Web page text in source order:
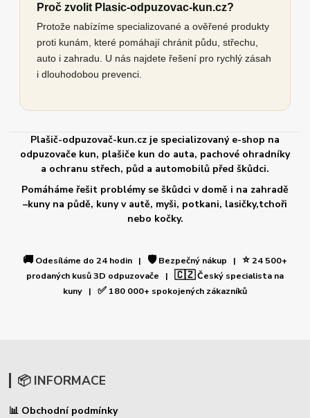
Proč zvolit Plasic-odpuzovac-kun.cz?
Protože nabízíme specializované a ověřené produkty
proti kunám, které pomáhají chránit půdu, střechu,
auto i zahradu. U nás najdete řešení pro rychlý zásah
i dlouhodobou prevenci.
Plašič-odpuzovač-kun.cz je specializovaný e-shop na
odpuzovače kun, plašiče kun do auta, pachové ohradníky
a ochranu střech, půd a automobilů před škůdci.
Pomáháme řešit problémy se škůdci v domě i na zahradě
–kuny na půdě, kuny v autě, myši, potkani, lasičky,tchoři
nebo kočky.
🚚 Odesíláme do 24 hodin | 🛡️Bezpečný nákup | ⭐24 500+
prodaných kusů 3D odpuzovače | 🇨🇿Český specialista na
kuny | ✅ 180 000+ spokojených zákazníků
📦 INFORMACE
📊 Obchodní podmínky